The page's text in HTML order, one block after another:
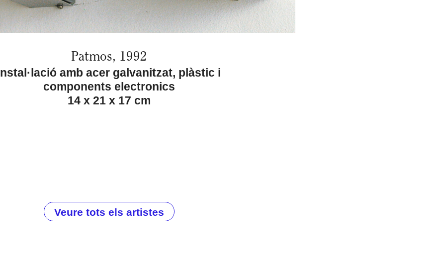
Patmos, 1992
amb acer galvanitzat, plàstic i
components electronics
14 x 21 x 17 cm
Veure tots els artistes